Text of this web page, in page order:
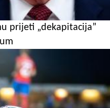
prijeti „dekapitacija”